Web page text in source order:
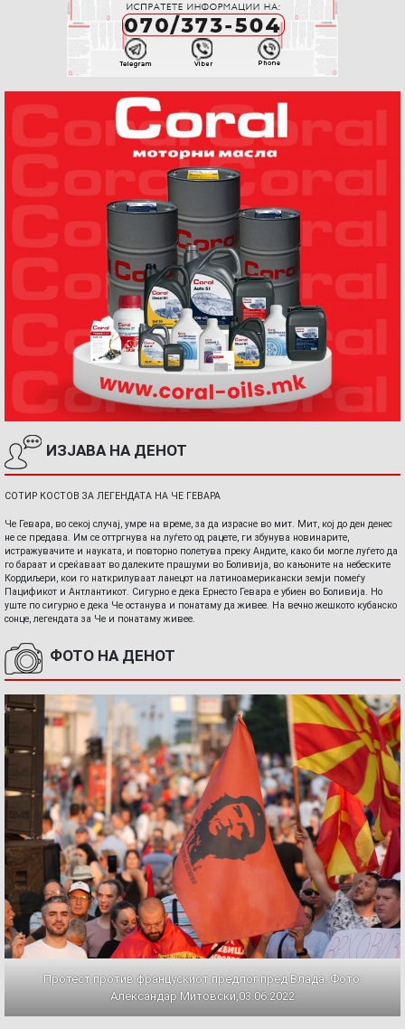
ИЗЈАВА НА ДЕНОТ
СОТИР КОСТОВ ЗА ЛЕГЕНДАТА НА ЧЕ ГЕВАРА
Че Гевара, во секој случај, умре на време, за да израсне во мит. Мит, кој до ден денес
не се предава. Им се оттргнува на луѓето од рацете, ги збунува новинарите,
истражувачите и науката, и повторно полетува преку Андите, како би могле луѓето да
го бараат и среќаваат во далеките прашуми во Боливија, во кањоните на небеските
Кордиљери, кои го наткрилуваат ланецот на латиноамерикански земји помеѓу
Пацификот и Антлантикот. Сигурно е дека Ернесто Гевара е убиен во Боливија. Но
уште по сигурно е дека Че останува и понатаму да живее. На вечно жешкото кубанско
сонце, легендата за Че и понатаму живее.
ФОТО НА ДЕНОТ
Протест против францускиот предлог пред Влада. Фото:
Александар Митовски,03.06.2022